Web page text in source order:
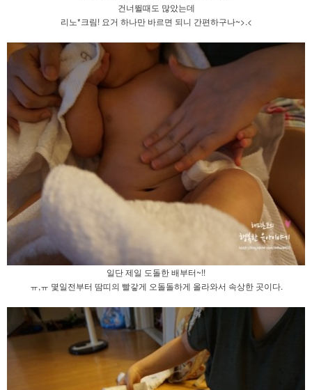
건너뛸때도 많았는데
리노*크림! 요거 하나만 바르면 되니 간편하구나~>.<
일단 제일 도돌한 배부터~!!
ㅠ,ㅠ 몇일전부터 땀띠의 빨갛게 오돌돌하게 올라와서 속상한 곳이다.